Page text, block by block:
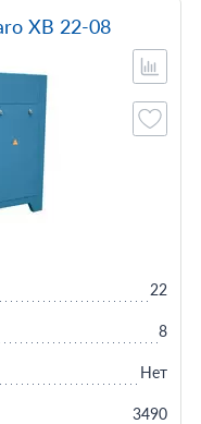
XB 22-08
22
8
Нет
3490